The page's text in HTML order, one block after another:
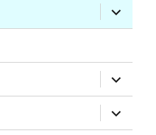
öffnen
öffnen
öffnen